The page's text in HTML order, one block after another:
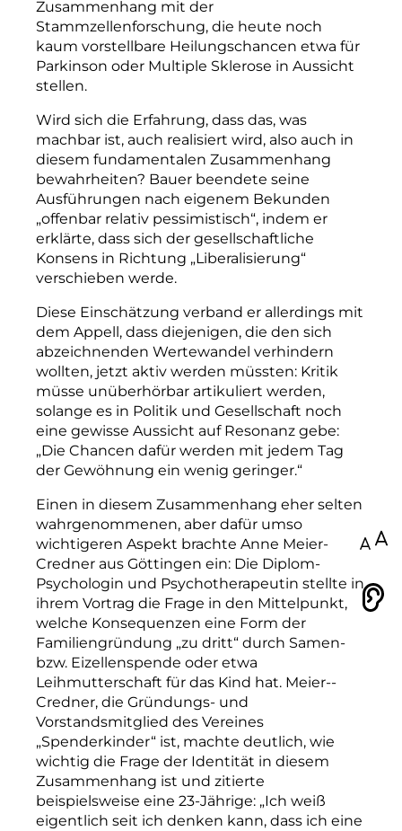
Zusammenhang mit der
Stammzellenforschung, die heute noch
kaum vorstellbare Heilungschancen etwa für
Parkinson oder Multiple Sklerose in Aussicht
stellen.
Wird sich die Erfahrung, dass das, was
machbar ist, auch realisiert wird, also auch in
diesem fundamentalen Zusammenhang
bewahrheiten? Bauer beendete seine
Ausführungen nach eigenem Bekunden
„offenbar relativ pessimistisch“, indem er
erklärte, dass sich der gesellschaftliche
Konsens in Richtung „Liberalisierung“
verschieben werde.
Diese Einschätzung verband er allerdings mit
dem Appell, dass diejenigen, die den sich
abzeichnenden Wertewandel verhindern
wollten, jetzt aktiv werden müssten: Kritik
müsse unüberhörbar artikuliert werden,
solange es in Politik und Gesellschaft noch
eine gewisse Aussicht auf Resonanz gebe:
„Die Chancen dafür werden mit jedem Tag
der Gewöhnung ein wenig geringer.“
Einen in diesem Zusammenhang eher selten
wahrgenommenen, aber dafür umso
wichtigeren Aspekt brachte Anne Meier-
Credner aus Göttingen ein: Die Diplom-
Psychologin und Psychotherapeutin stellte in
ihrem Vortrag die Frage in den Mittelpunkt,
welche Konsequenzen eine Form der
Familiengründung „zu dritt“ durch Samen-
bzw. Eizellen­spende oder etwa
Leihmutterschaft für das Kind hat. Meier-­
Credner, die Gründungs- und
Vorstandsmitglied des Vereines
„Spenderkinder“ ist, machte deutlich, wie
wichtig die Frage der Identität in diesem
Zusammenhang ist und zitierte
beispielsweise eine 23-Jährige: „Ich weiß
eigentlich seit ich denken kann, dass ich eine
100
Vorlesen